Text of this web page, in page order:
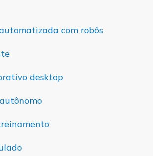
com robôs
desktop